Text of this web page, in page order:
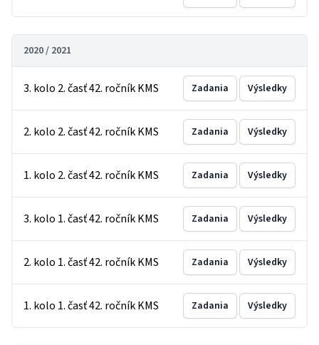
2020 / 2021
3. kolo 2. časť 42. ročník KMS Zadania Výsledky
2. kolo 2. časť 42. ročník KMS Zadania Výsledky
1. kolo 2. časť 42. ročník KMS Zadania Výsledky
3. kolo 1. časť 42. ročník KMS Zadania Výsledky
2. kolo 1. časť 42. ročník KMS Zadania Výsledky
1. kolo 1. časť 42. ročník KMS Zadania Výsledky